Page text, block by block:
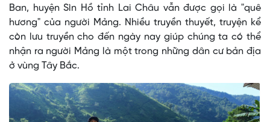
Ban, huyện Sìn Hồ tỉnh Lai Châu vẫn được gọi là "quê
hương" của người Mảng. Nhiều truyền thuyết, truyện kể
còn lưu truyền cho đến ngày nay giúp chúng ta có thể
nhận ra người Mảng là một trong những dân cư bản địa
ở vùng Tây Bắc.